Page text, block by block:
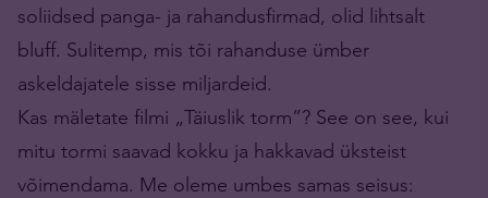
soliidsed panga- ja rahandusfirmad, olid lihtsalt
bluff. Sulitemp, mis tõi rahanduse ümber
askeldajatele sisse miljardeid.
Kas mäletate filmi „Täiuslik torm”? See on see, kui
mitu tormi saavad kok­ku ja hakkavad üksteist
võimendama. Me oleme umbes samas seisus: